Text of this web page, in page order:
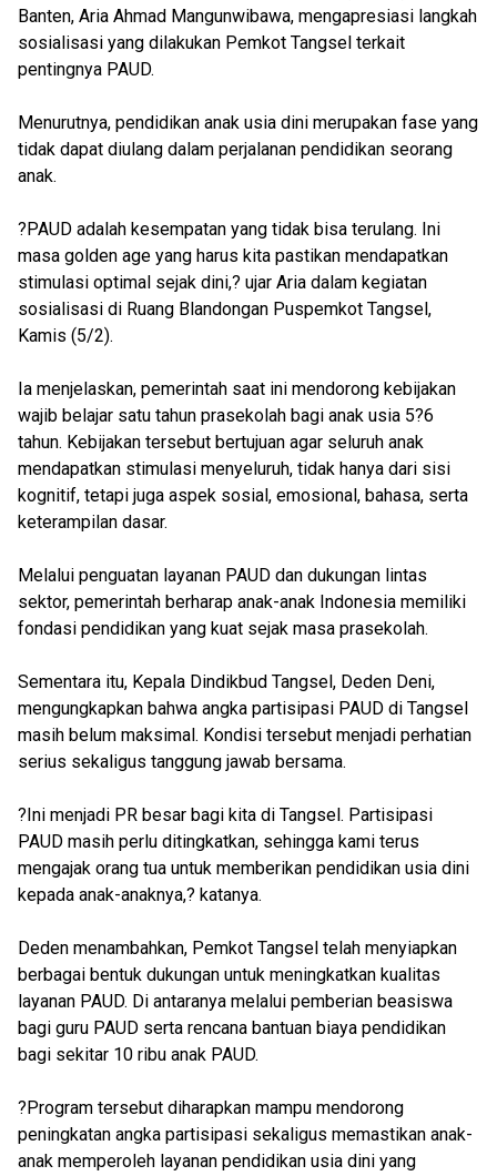
Banten, Aria Ahmad Mangunwibawa, mengapresiasi langkah
sosialisasi yang dilakukan Pemkot Tangsel terkait
pentingnya PAUD.
Menurutnya, pendidikan anak usia dini merupakan fase yang
tidak dapat diulang dalam perjalanan pendidikan seorang
anak.
?PAUD adalah kesempatan yang tidak bisa terulang. Ini
masa golden age yang harus kita pastikan mendapatkan
stimulasi optimal sejak dini,? ujar Aria dalam kegiatan
sosialisasi di Ruang Blandongan Puspemkot Tangsel,
Kamis (5/2).
Ia menjelaskan, pemerintah saat ini mendorong kebijakan
wajib belajar satu tahun prasekolah bagi anak usia 5?6
tahun. Kebijakan tersebut bertujuan agar seluruh anak
mendapatkan stimulasi menyeluruh, tidak hanya dari sisi
kognitif, tetapi juga aspek sosial, emosional, bahasa, serta
keterampilan dasar.
Melalui penguatan layanan PAUD dan dukungan lintas
sektor, pemerintah berharap anak-anak Indonesia memiliki
fondasi pendidikan yang kuat sejak masa prasekolah.
Sementara itu, Kepala Dindikbud Tangsel, Deden Deni,
mengungkapkan bahwa angka partisipasi PAUD di Tangsel
masih belum maksimal. Kondisi tersebut menjadi perhatian
serius sekaligus tanggung jawab bersama.
?Ini menjadi PR besar bagi kita di Tangsel. Partisipasi
PAUD masih perlu ditingkatkan, sehingga kami terus
mengajak orang tua untuk memberikan pendidikan usia dini
kepada anak-anaknya,? katanya.
Deden menambahkan, Pemkot Tangsel telah menyiapkan
berbagai bentuk dukungan untuk meningkatkan kualitas
layanan PAUD. Di antaranya melalui pemberian beasiswa
bagi guru PAUD serta rencana bantuan biaya pendidikan
bagi sekitar 10 ribu anak PAUD.
?Program tersebut diharapkan mampu mendorong
peningkatan angka partisipasi sekaligus memastikan anak-
anak memperoleh layanan pendidikan usia dini yang